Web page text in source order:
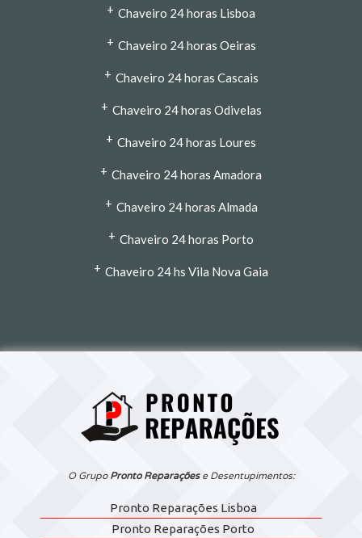
+ Chaveiro 24 horas Lisboa
+ Chaveiro 24 horas Oeiras
+ Chaveiro 24 horas Cascais
+ Chaveiro 24 horas Odivelas
+ Chaveiro 24 horas Loures
+ Chaveiro 24 horas Amadora
+ Chaveiro 24 horas Almada
+ Chaveiro 24 horas Porto
+ Chaveiro 24 hs Vila Nova Gaia
O Grupo Pronto Reparaçõese Desentupimentos:
Pronto Reparações Lisboa
Pronto Reparações Porto